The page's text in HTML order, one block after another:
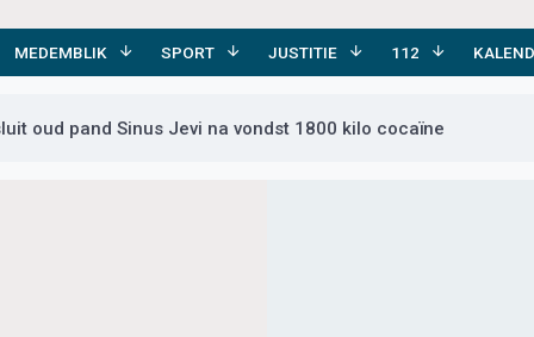
MEDEMBLIK SPORT JUSTITIE 112
oud pand Sinus Jevi na vondst 1800 kilo cocaïne